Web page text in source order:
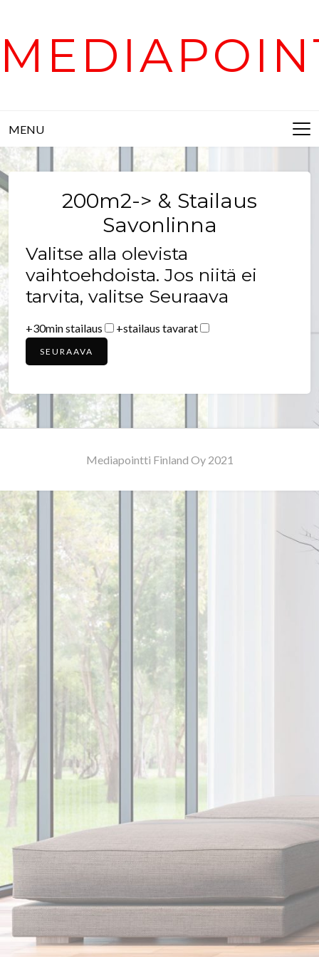
content
MENU
200m2-> & Stailaus
Savonlinna
Valitse alla olevista
vaihtoehdoista. Jos niitä ei
tarvita, valitse Seuraava
+30min stailaus +stailaus tavarat
SEURAAVA
Mediapointti Finland Oy 2021